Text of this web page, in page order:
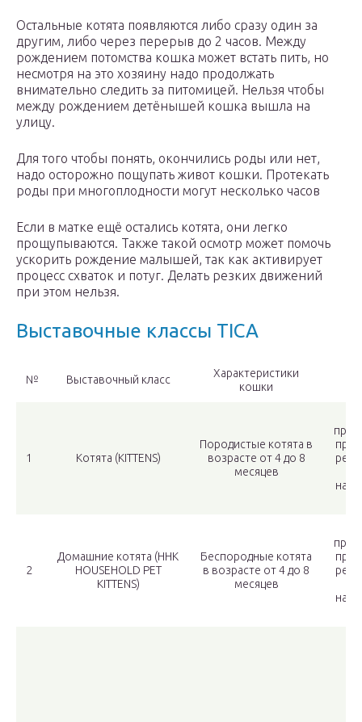
Остальные котята появляются либо сразу один за
другим, либо через перерыв до 2 часов. Между
рождением потомства кошка может встать пить, но
несмотря на это хозяину надо продолжать
внимательно следить за питомицей. Нельзя чтобы
между рождением детёнышей кошка вышла на
улицу.
Для того чтобы понять, окончились роды или нет,
надо осторожно пощупать живот кошки. Протекать
роды при многоплодности могут несколько часов
Если в матке ещё остались котята, они легко
прощупываются. Также такой осмотр может помочь
ускорить рождение малышей, так как активирует
процесс схваток и потуг. Делать резких движений
при этом нельзя.
Выставочные классы TICA
№ Выставочный класс
Характеристики
кошки
1 Котята (KITTENS)
Породистые котята в
возрасте от 4 до 8
месяцев
2
Домашние котята (HHK
HOUSEHOLD PET
KITTENS)
Беспородные котята
в возрасте от 4 до 8
месяцев